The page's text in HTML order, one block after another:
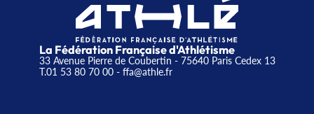
La Fédération Française d'Athlétisme
33 Avenue Pierre de Coubertin - 75640 Paris Cedex 13
T.01 53 80 70 00- ffa@athle.fr